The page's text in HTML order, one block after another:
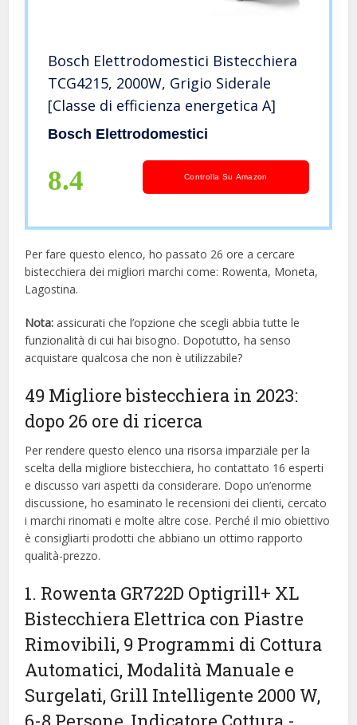
Bosch Elettrodomestici Bistecchiera
TCG4215, 2000W, Grigio Siderale
[Classe di efficienza energetica A]
Bosch Elettrodomestici
8.4 Controlla Su Amazon
Per fare questo elenco, ho passato 26 ore a cercare
bistecchiera dei migliori marchi come: Rowenta, Moneta,
Lagostina.
Nota: assicurati che l’opzione che scegli abbia tutte le
funzionalità di cui hai bisogno. Dopotutto, ha senso
acquistare qualcosa che non è utilizzabile?
49 Migliore bistecchiera in 2023:
dopo 26 ore di ricerca
Per rendere questo elenco una risorsa imparziale per la
scelta della migliore bistecchiera, ​​ho contattato 16 esperti
e discusso vari aspetti da considerare. Dopo un’enorme
discussione, ho esaminato le recensioni dei clienti, cercato
i marchi rinomati e molte altre cose. Perché il mio obiettivo
è consigliarti prodotti che abbiano un ottimo rapporto
qualità-prezzo.
1. Rowenta GR722D Optigrill+ XL
Bistecchiera Elettrica con Piastre
Rimovibili, 9 Programmi di Cottura
Automatici, Modalità Manuale e
Surgelati, Grill Intelligente 2000 W,